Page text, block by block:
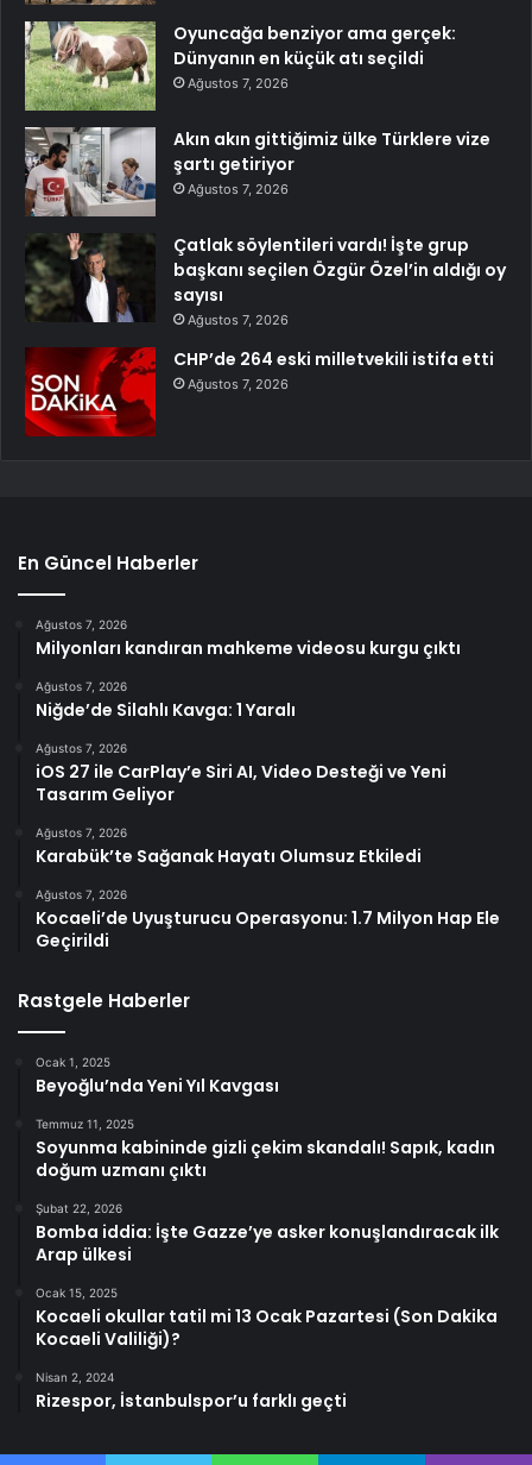
Oyuncağa benziyor ama gerçek:
Dünyanın en küçük atı seçildi
Ağustos 7, 2026
Akın akın gittiğimiz ülke Türklere vize
şartı getiriyor
Ağustos 7, 2026
Çatlak söylentileri vardı! İşte grup
başkanı seçilen Özgür Özel’in aldığı oy
sayısı
Ağustos 7, 2026
CHP’de 264 eski milletvekili istifa etti
Ağustos 7, 2026
En Güncel Haberler
Ağustos 7, 2026
Milyonları kandıran mahkeme videosu kurgu çıktı
Ağustos 7, 2026
Niğde’de Silahlı Kavga: 1 Yaralı
Ağustos 7, 2026
iOS 27 ile CarPlay’e Siri AI, Video Desteği ve Yeni
Tasarım Geliyor
Ağustos 7, 2026
Karabük’te Sağanak Hayatı Olumsuz Etkiledi
Ağustos 7, 2026
Kocaeli’de Uyuşturucu Operasyonu: 1.7 Milyon Hap Ele
Geçirildi
Rastgele Haberler
Ocak 1, 2025
Beyoğlu’nda Yeni Yıl Kavgası
Temmuz 11, 2025
Soyunma kabininde gizli çekim skandalı! Sapık, kadın
doğum uzmanı çıktı
Şubat 22, 2026
Bomba iddia: İşte Gazze’ye asker konuşlandıracak ilk
Arap ülkesi
Ocak 15, 2025
Kocaeli okullar tatil mi 13 Ocak Pazartesi (Son Dakika
Kocaeli Valiliği)?
Nisan 2, 2024
Rizespor, İstanbulspor’u farklı geçti